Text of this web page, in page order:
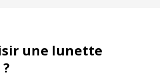
une lunette